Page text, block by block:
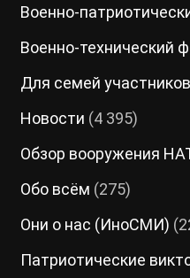
Военно-
Военно-технический
Для семей
Новости (4 395)
Обзор вооружения
Обо всём (275)
Они о нас (ИноСМИ)
Патриотические